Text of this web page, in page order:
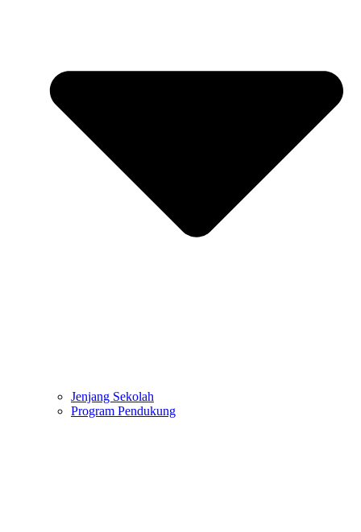
Jenjang Sekolah
Program Pendukung